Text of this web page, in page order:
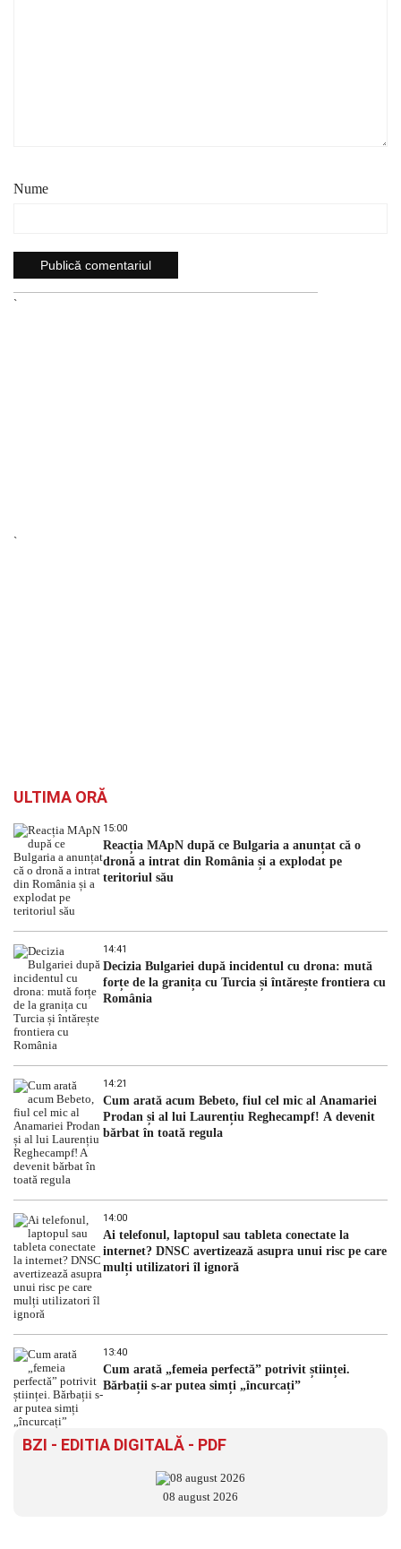
Nume
`
`
ULTIMA ORĂ
15:00
Reacția MApN după ce Bulgaria a anunțat că o
dronă a intrat din România și a explodat pe
teritoriul său
14:41
Decizia Bulgariei după incidentul cu drona: mută
forțe de la granița cu Turcia și întărește frontiera cu
România
14:21
Cum arată acum Bebeto, fiul cel mic al Anamariei
Prodan și al lui Laurențiu Reghecampf! A devenit
bărbat în toată regula
14:00
Ai telefonul, laptopul sau tableta conectate la
internet? DNSC avertizează asupra unui risc pe care
mulți utilizatori îl ignoră
13:40
Cum arată „femeia perfectă” potrivit științei.
Bărbații s-ar putea simți „încurcați”
BZI - EDITIA DIGITALĂ - PDF
08 august 2026